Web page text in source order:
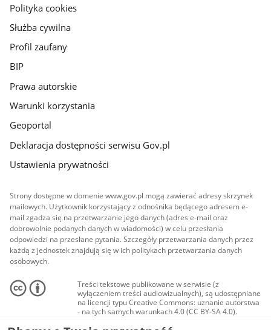
gov.pl
Polityka cookies
Służba cywilna
Profil zaufany
BIP
Prawa autorskie
Warunki korzystania
Geoportal
Deklaracja dostępności serwisu Gov.pl
Ustawienia prywatności
Strony dostępne w domenie www.gov.pl mogą zawierać adresy skrzynek
mailowych. Użytkownik korzystający z odnośnika będącego adresem e-
mail zgadza się na przetwarzanie jego danych (adres e-mail oraz
dobrowolnie podanych danych w wiadomości) w celu przesłania
odpowiedzi na przesłane pytania. Szczegóły przetwarzania danych przez
każdą z jednostek znajdują się w ich politykach przetwarzania danych
osobowych.
Treści tekstowe publikowane w serwisie (z
wyłączeniem treści audiowizualnych), są udostępniane
na licencji typu Creative Commons: uznanie autorstwa
- na tych samych warunkach 4.0 (CC BY-SA 4.0).
Materiały audiowizualne, w tym zdjęcia, materiały